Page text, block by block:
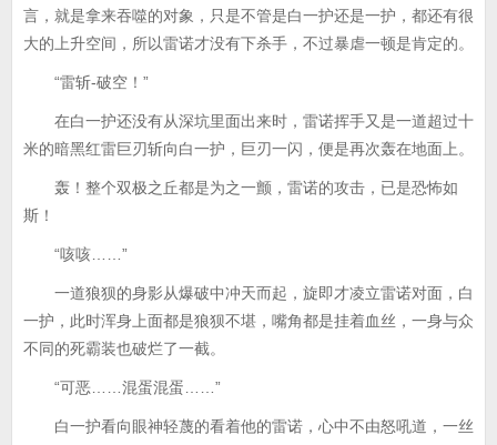
言，就是拿来吞噬的对象，只是不管是白一护还是一护，都还有很
大的上升空间，所以雷诺才没有下杀手，不过暴虐一顿是肯定的。
“雷斩-破空！”
在白一护还没有从深坑里面出来时，雷诺挥手又是一道超过十
米的暗黑红雷巨刃斩向白一护，巨刃一闪，便是再次轰在地面上。
轰！整个双极之丘都是为之一颤，雷诺的攻击，已是恐怖如
斯！
“咳咳……”
一道狼狈的身影从爆破中冲天而起，旋即才凌立雷诺对面，白
一护，此时浑身上面都是狼狈不堪，嘴角都是挂着血丝，一身与众
不同的死霸装也破烂了一截。
“可恶……混蛋混蛋……”
白一护看向眼神轻蔑的看着他的雷诺，心中不由怒吼道，一丝